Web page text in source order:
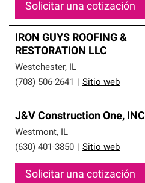
Solicitar una cotización
IRON GUYS ROOFING &
RESTORATION LLC
Westchester, IL
(708) 506-2641
Sitio web
J&V Construction One, INC
Westmont, IL
(630) 401-3850
Sitio web
Solicitar una cotización